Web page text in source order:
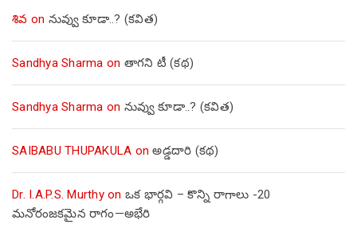
శివ on నువ్వు కూడా..? (కవిత)
Sandhya Sharma on తాగని టీ (కథ)
Sandhya Sharma on నువ్వు కూడా..? (కవిత)
SAIBABU THUPAKULA onఅడ్డదారి (కథ)
Dr. I.A.P.S. Murthyon ఒక భార్గవి – కొన్ని రాగాలు -20
మనోరంజకమైన రాగం—అభేరి